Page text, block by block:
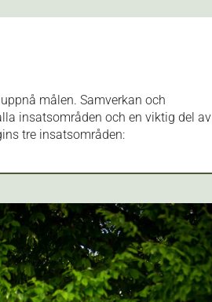
målen. Samverkan och
insatsområden och en viktig del av
tre insatsområden: